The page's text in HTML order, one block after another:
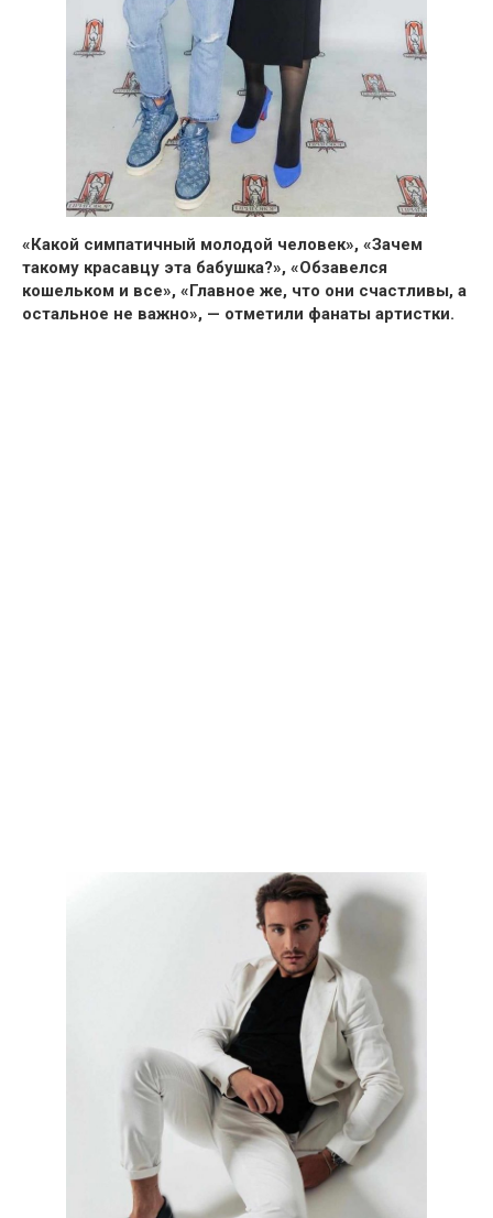
«Какой симпатичный молодой человек», «Зачем
такому красавцу эта бабушка?», «Обзавелся
кошельком и все», «Главное же, что они счастливы, а
остальное не важно», — отметили фанаты артистки.